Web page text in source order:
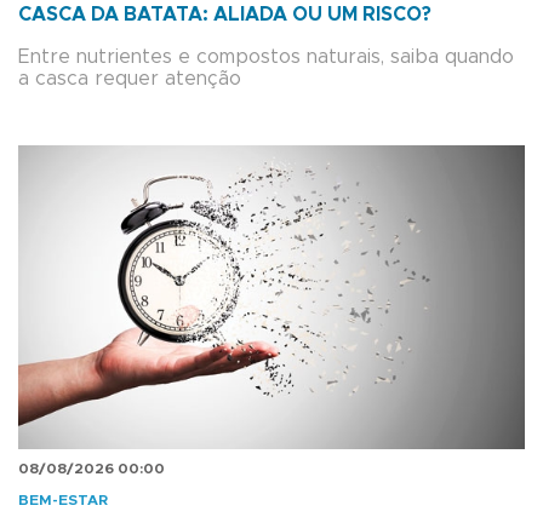
CASCA DA BATATA: ALIADA OU UM RISCO?
Entre nutrientes e compostos naturais, saiba quando
a casca requer atenção
08/08/2026 00:00
BEM-ESTAR